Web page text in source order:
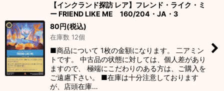
【インクランド探訪 レア】フレンド・ライク・ミ
ー FRIEND LIKE ME 160/204・JA・3
80円(税込)
在庫数 12個
■商品について 1枚の金額になります。 二アミン
トです。 中古品の状態に対しては、個人差があり
ますので、 極端にこだわりのある方は、ご購入を
ご遠慮下さい。 ■在庫は十分注意しております
が、店頭在庫…